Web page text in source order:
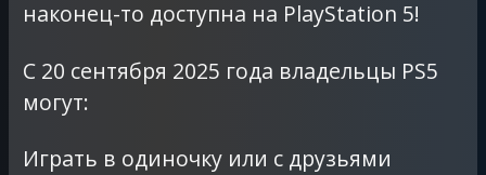
наконец-то доступна на PlayStation 5!
С 20 сентября 2025 года владельцы PS5
могут:
Играть в одиночку или с друзьями